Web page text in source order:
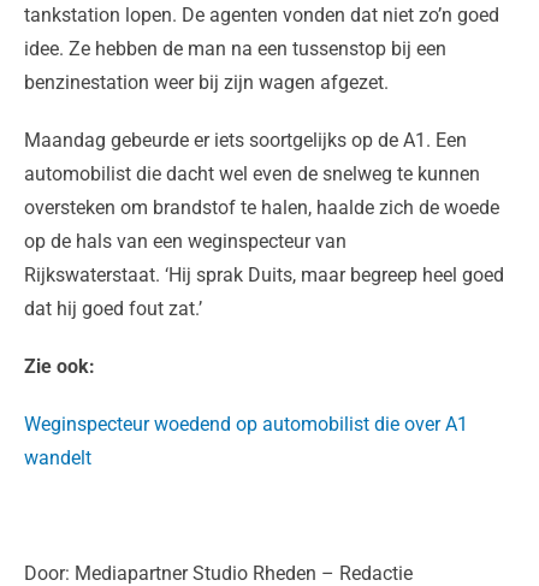
tankstation lopen. De agenten vonden dat niet zo’n goed
idee. Ze hebben de man na een tussenstop bij een
benzinestation weer bij zijn wagen afgezet.
Maandag gebeurde er iets soortgelijks op de A1. Een
automobilist die dacht wel even de snelweg te kunnen
oversteken om brandstof te halen, haalde zich de woede
op de hals van een weginspecteur van
Rijkswaterstaat. ‘Hij sprak Duits, maar begreep heel goed
dat hij goed fout zat.’
Zie ook:
Weginspecteur woedend op automobilist die over A1
wandelt
Door: Mediapartner Studio Rheden – Redactie